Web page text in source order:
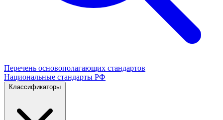
Перечень основополагающих стандартов
Национальные стандарты РФ
Классификаторы